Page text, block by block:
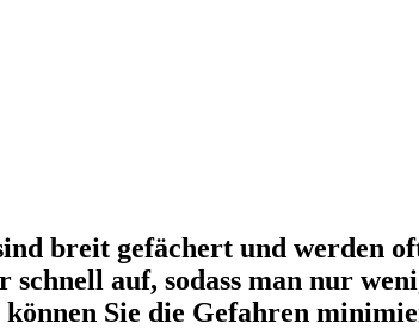
breit gefächert und werden
schnell auf, sodass man nur
Sie die Gefahren